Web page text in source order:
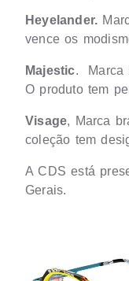
Heyelander.
vence os
Majestic. Marca
O produto tem
Visage, Marca
coleção tem
A CDS está
Gerais.